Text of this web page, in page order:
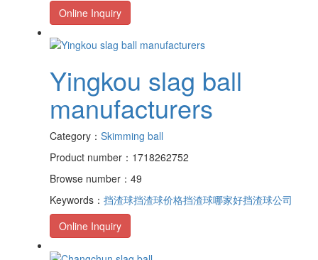
Online Inquiry
Yingkou slag ball
manufacturers
Category： Skimming ball
Product number：1718262752
Browse number：49
Keywords： 挡渣球挡渣球价格挡渣球哪家好挡渣球公司
Online Inquiry